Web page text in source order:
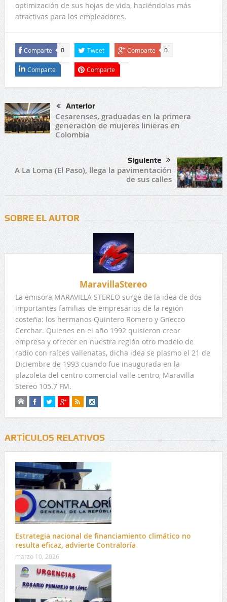
optimización de sus hojas de vida, haciéndolas más
atractivas para los empleadores.
Comparte 0 Tweet Comparte 0
Comparte Comparte
Anterior
Cesarenses, graduadas en la primera
generación de mujeres linieras en
Colombia
Siguiente
A La Loma (El Paso), llega la pavimentación
de sus calles
SOBRE EL AUTOR
MaravillaStereo
La emisora MARAVILLA STEREO surge de la idea de dos
importantes familias de empresarios de la región
costeña: los hermanos Quintero Romero y Gnecco
Cerchar. Quienes en el año 1992 quisieron crear
empresa y ofrecer en nuestra región otro modelo de
radio con raíces vallenatas, dicha idea se plasmo el 21 de
Diciembre de 1993 cuando fue inaugurada en la
plazoleta del centro comercial valle centro, Maravilla
Stereo 105.7 FM.
ARTÍCULOS RELATIVOS
Estrategia nacional de financiamiento climático no
resulta eficaz, advierte Contraloría
marzo 10, 2026